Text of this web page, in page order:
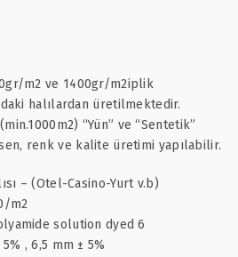
m2 ve 1400gr/m2iplik
halılardan üretilmektedir.
“Yün” ve “Sentetik”
renk ve kalite üretimi yapılabilir.
– (Otel-Casino-Yurt v.b)
m2
solution dyed 6
, 6,5 mm ± 5%